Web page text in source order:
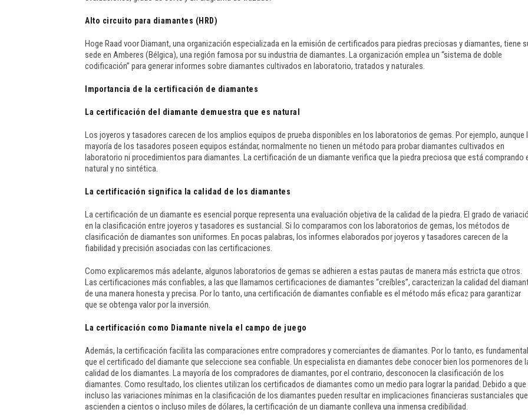
Alto circuito para diamantes (HRD)
Hoge Raad voor Diamant, una organización especializada en la emisión de certificados para piedras preciosas y diamantes, tiene
sede en Amberes (Bélgica), una región famosa por su industria de diamantes. La organización emplea un “sistema de doble
codificación” para generar informes sobre diamantes cultivados en laboratorio, tratados y naturales.
Importancia de la certificación de diamantes
La certificación del diamante demuestra que es natural
Los joyeros y tasadores carecen de los amplios equipos de prueba disponibles en los laboratorios de gemas. Por ejemplo, aunque
mayoría de los tasadores poseen equipos estándar, normalmente no tienen un método para probar diamantes cultivados en
laboratorio ni procedimientos para diamantes. La certificación de un diamante verifica que la piedra preciosa que está comprando
natural y no sintética.
La certificación significa la calidad de los diamantes
La certificación de un diamante es esencial porque representa una evaluación objetiva de la calidad de la piedra. El grado de
en la clasificación entre joyeros y tasadores es sustancial. Si lo comparamos con los laboratorios de gemas, los métodos de
clasificación de diamantes son uniformes. En pocas palabras, los informes elaborados por joyeros y tasadores carecen de la
fiabilidad y precisión asociadas con las certificaciones.
Como explicaremos más adelante, algunos laboratorios de gemas se adhieren a estas pautas de manera más estricta que otros.
Las certificaciones más confiables, a las que llamamos certificaciones de diamantes “creíbles”, caracterizan la calidad del
de una manera honesta y precisa. Por lo tanto, una certificación de diamantes confiable es el método más eficaz para garantizar
que se obtenga valor por la inversión.
La certificación como Diamante nivela el campo de juego
Además, la certificación facilita las comparaciones entre compradores y comerciantes de diamantes. Por lo tanto, es
que el certificado del diamante que seleccione sea confiable. Un especialista en diamantes debe conocer bien los pormenores de
calidad de los diamantes. La mayoría de los compradores de diamantes, por el contrario, desconocen la clasificación de los
diamantes. Como resultado, los clientes utilizan los certificados de diamantes como un medio para lograr la paridad. Debido a que
incluso las variaciones mínimas en la clasificación de los diamantes pueden resultar en implicaciones financieras sustanciales que
ascienden a cientos o incluso miles de dólares, la certificación de un diamante conlleva una inmensa credibilidad.